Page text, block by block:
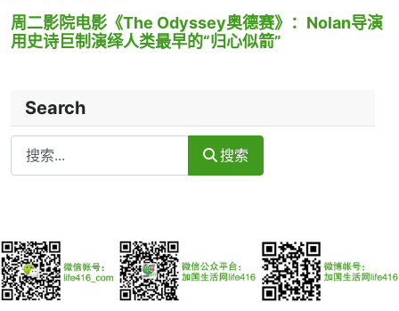
周二影院电影《The Odyssey奥德赛》：Nolan导演
用史诗巨制演绎人类最早的“归心似箭”
Search
Search
搜索